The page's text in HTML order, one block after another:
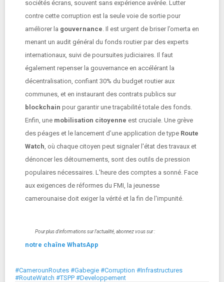
sociétés écrans, souvent sans expérience avérée. Lutter
contre cette corruption est la seule voie de sortie pour
améliorer la gouvernance. Il est urgent de briser l’omerta en
menant un audit général du fonds routier par des experts
internationaux, suivi de poursuites judiciaires. Il faut
également repenser la gouvernance en accélérant la
décentralisation, confiant 30% du budget routier aux
communes, et en instaurant des contrats publics sur
blockchain pour garantir une traçabilité totale des fonds.
Enfin, une mobilisation citoyenne est cruciale. Une grève
des péages et le lancement d’une application de type Route
Watch, où chaque citoyen peut signaler l'état des travaux et
dénoncer les détournements, sont des outils de pression
populaires nécessaires. L'heure des comptes a sonné. Face
aux exigences de réformes du FMI, la jeunesse
camerounaise doit exiger la vérité et la fin de l'impunité.
Pour plus d'informations sur l'actualité, abonnez vous sur :
notre chaîne WhatsApp
#CamerounRoutes #Gabegie #Corruption #Infrastructures
#RouteWatch #TSPP #Developpement